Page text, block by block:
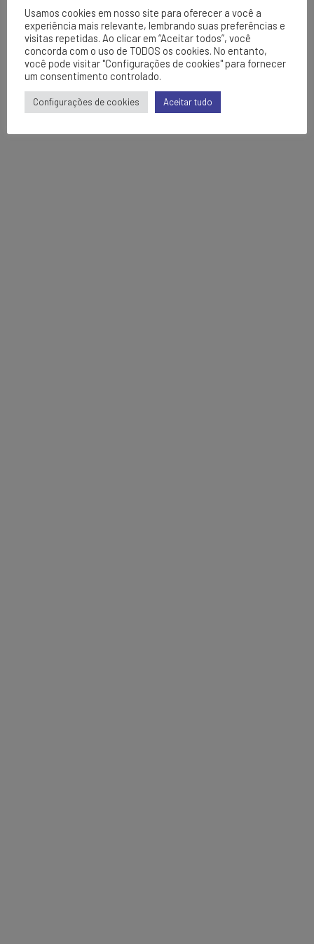
Usamos cookies em nosso site para oferecer a você a
experiência mais relevante, lembrando suas preferências e
visitas repetidas. Ao clicar em “Aceitar todos”, você
concorda com o uso de TODOS os cookies. No entanto,
você pode visitar "Configurações de cookies" para fornecer
um consentimento controlado.
Configurações de cookies Aceitar tudo